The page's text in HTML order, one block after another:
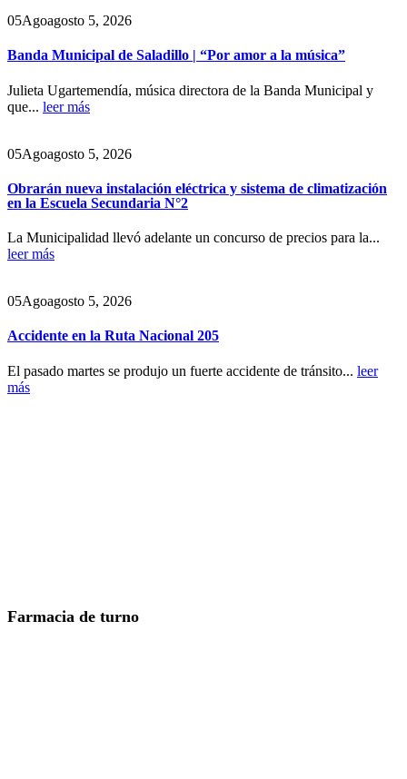
05Agoagosto 5, 2026
Banda Municipal de Saladillo | “Por amor a la música”
Julieta Ugartemendía, música directora de la Banda Municipal y
que... leer más
05Agoagosto 5, 2026
Obrarán nueva instalación eléctrica y sistema de climatización
en la Escuela Secundaria N°2
La Municipalidad llevó adelante un concurso de precios para la...
leer más
05Agoagosto 5, 2026
Accidente en la Ruta Nacional 205
El pasado martes se produjo un fuerte accidente de tránsito... leer
más
Farmacia de turno